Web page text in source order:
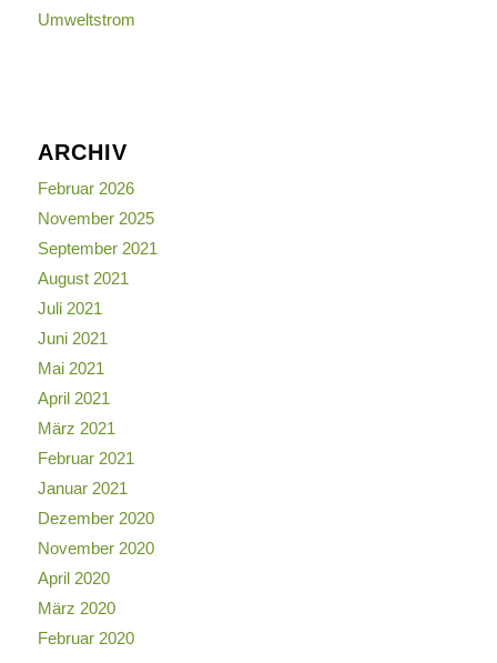
Umweltstrom
ARCHIV
Februar 2026
November 2025
September 2021
August 2021
Juli 2021
Juni 2021
Mai 2021
April 2021
März 2021
Februar 2021
Januar 2021
Dezember 2020
November 2020
April 2020
März 2020
Februar 2020